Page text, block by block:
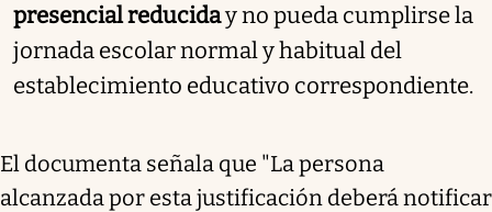
presencial reduciday no pueda cumplirse la
jornada escolar normal y habitual del
establecimiento educativo correspondiente.
El documenta señala que "La persona
alcanzada por esta justificación deberá notificar